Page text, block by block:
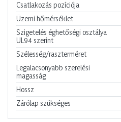
Csatlakozás pozíciója
Üzemi hőmérséklet
Szigetelés éghetőségi osztálya
UL94 szerint
Szélesség/raszterméret
Legalacsonyabb szerelési
magasság
Hossz
Zárólap szükséges